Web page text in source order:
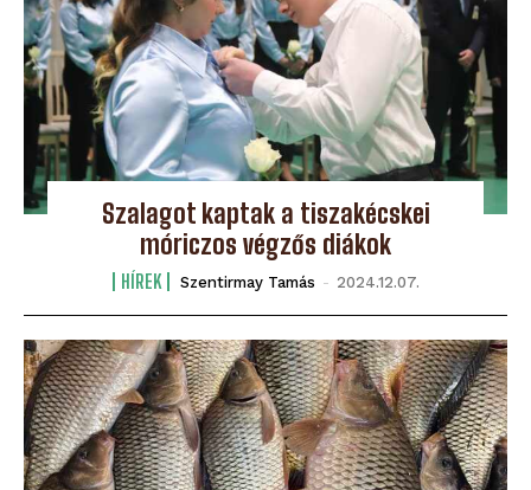
Szalagot kaptak a tiszakécskei
móriczos végzős diákok
HÍREK Szentirmay Tamás - 2024.12.07.